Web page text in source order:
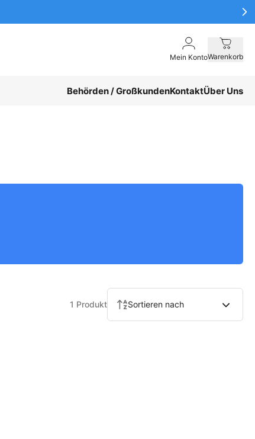
Mein KontoWarenkorb
Behörden / GroßkundenKontaktÜber Uns
1 Produkt Sortieren nach